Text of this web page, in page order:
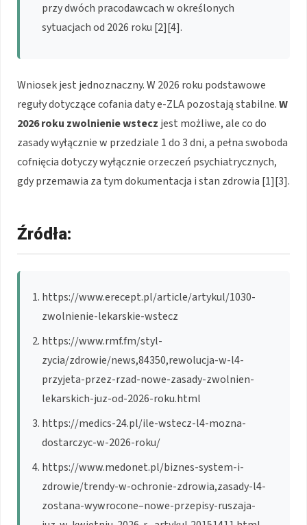
przy dwóch pracodawcach w określonych
sytuacjach od 2026 roku [2][4].
Wniosek jest jednoznaczny. W 2026 roku podstawowe
reguły dotyczące cofania daty e-ZLA pozostają stabilne.W
2026 roku zwolnienie wstecz jest możliwe, ale co do
zasady wyłącznie w przedziale 1 do 3 dni, a pełna swoboda
cofnięcia dotyczy wyłącznie orzeczeń psychiatrycznych,
gdy przemawia za tym dokumentacja i stan zdrowia [1][3].
Źródła:
https://www.erecept.pl/article/artykul/1030-
zwolnienie-lekarskie-wstecz
https://www.rmf.fm/styl-
zycia/zdrowie/news,84350,rewolucja-w-l4-
przyjeta-przez-rzad-nowe-zasady-zwolnien-
lekarskich-juz-od-2026-roku.html
https://medics-24.pl/ile-wstecz-l4-mozna-
dostarczyc-w-2026-roku/
https://www.medonet.pl/biznes-system-i-
zdrowie/trendy-w-ochronie-zdrowia,zasady-l4-
zostana-wywrocone–nowe-przepisy-ruszaja-